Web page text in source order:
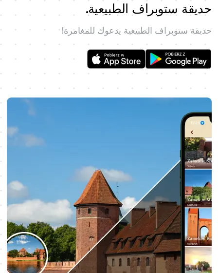
حديقة ستوبراف الطبيعية.
حديقة ستوبراف الطبيعية يدعوك للمغامرة!